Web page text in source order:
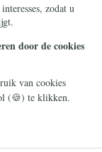
die in 2014
doneren met
in